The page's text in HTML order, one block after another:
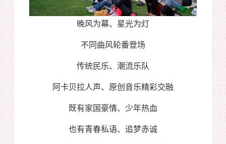
晚风为幕、星光为灯
不同曲风轮番登场
传统民乐、潮流乐队
阿卡贝拉人声、原创音乐精彩交融
既有家国豪情、少年热血
也有青春私语、追梦赤诚